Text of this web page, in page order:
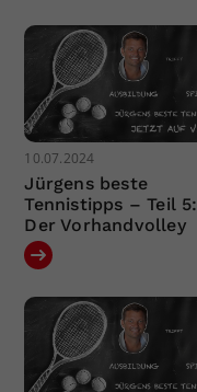
10.07.2024
Jürgens beste
Tennistipps – Teil 5:
Der Vorhandvolley